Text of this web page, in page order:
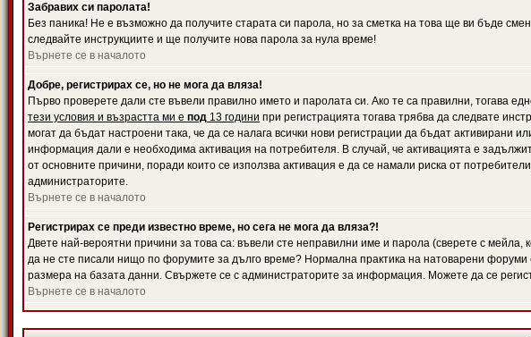
Забравих си паролата!
Без паника! Не е възможно да получите старата си парола, но за сметка на това ще ви бъде
следвайте инструкциите и ще получите нова парола за нула време!
Върнете се в началото
Добре, регистрирах се, но не мога да вляза!
Първо проверете дали сте въвели правилно името и паролата си. Ако те са правилни, тогава
тези условия и възрастта ми е под 13 години при регистрацията тогава трябва да следвате
могат да бъдат настроени така, че да се налага всички нови регистрации да бъдат
информация дали е необходима активация на потребителя. В случай, че активацията е
от основните причини, поради които се използва активация е да се намали риска от
администраторите.
Върнете се в началото
Регистрирах се преди известно време, но сега не мога да вляза?!
Двете най-вероятни причини за това са: въвели сте неправилни име и парола (сверете с
да не сте писали нищо по форумите за дълго време? Нормална практика на натоварени
размера на базата данни. Свържете се с администраторите за информация. Можете да се
Върнете се в началото